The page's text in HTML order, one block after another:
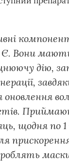
Є. Вони
дію,
щодня по 1
роблять